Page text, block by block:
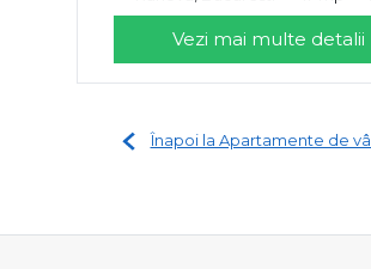
Vezi mai multe detalii
Înapoi la Apartamente de